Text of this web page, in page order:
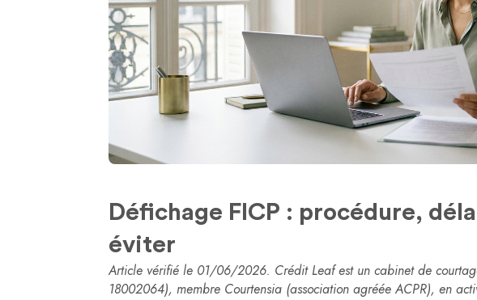
Défichage FICP : procédure,
éviter
Article vérifié le 01/06/2026. Crédit Leaf est un cabinet de
18002064), membre Courtensia (association agréée ACPR), en